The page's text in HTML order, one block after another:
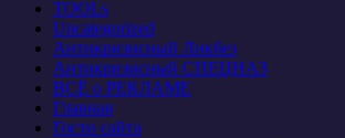
TOOLs
Uncategorized
Антикризисный Ликбез
Антикризисный СПЕЦНАЗ
ВСЁ о РЕКЛАМЕ
Главная
Гости сайта